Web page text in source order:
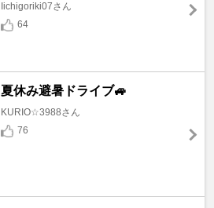
Iichigoriki07さん
64
夏休み避暑ドライブ🚙
KURIO☆3988さん
76